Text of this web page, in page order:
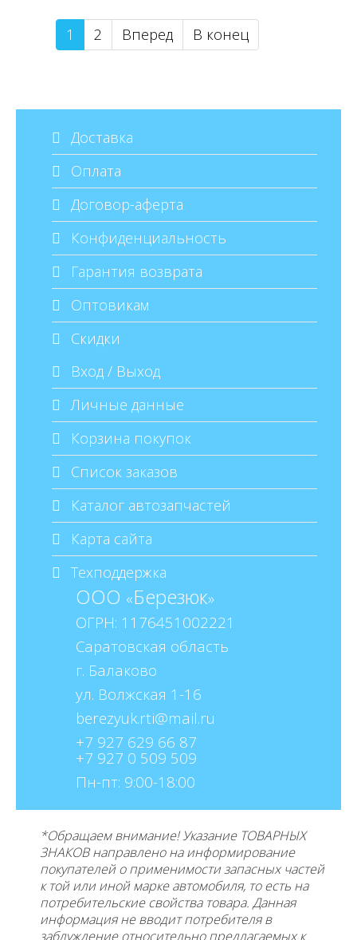
1 2 Вперед В конец
Доставка
Оплата
Договор-аферта
Конфиденциальность
Гарантия возврата
Оптовикам
Скидки
Вход / Выход
Личные данные
Корзина покупок
Список заказов
Каталог автозапчастей
Карта сайта
Техподдержка
ООО «Березюк»
ОГРН: 1176451002221
Саратовская область
г. Балаково
ул. Волжская 1-16
berezyuk.rti@mail.ru
+7 927 629 66 87
+7 927 0 509 509
Пн-пт: 9:00-18:00
*Обращаем внимание! Указание ТОВАРНЫХ
ЗНАКОВ направлено на информирование
покупателей о применимости запасных частей
к той или иной марке автомобиля, то есть на
потребительские свойства товара. Данная
информация не вводит потребителя в
заблуждение относительно предлагаемых к